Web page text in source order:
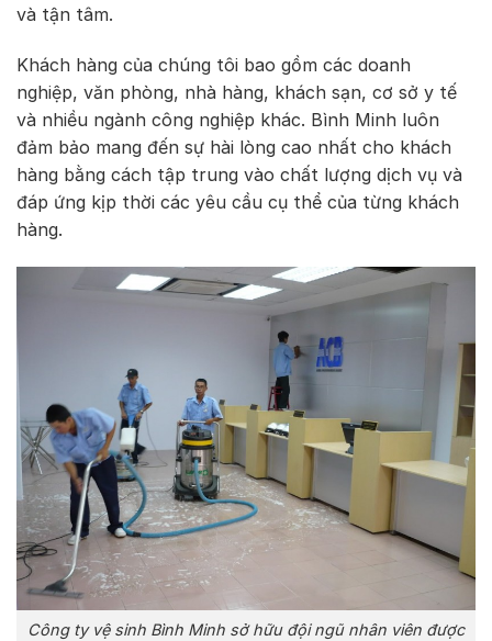
và tận tâm.
Khách hàng của chúng tôi bao gồm các doanh
nghiệp, văn phòng, nhà hàng, khách sạn, cơ sở y tế
và nhiều ngành công nghiệp khác. Bình Minh luôn
đảm bảo mang đến sự hài lòng cao nhất cho khách
hàng bằng cách tập trung vào chất lượng dịch vụ và
đáp ứng kịp thời các yêu cầu cụ thể của từng khách
hàng.
Công ty vệ sinh Bình Minh sở hữu đội ngũ nhân viên được